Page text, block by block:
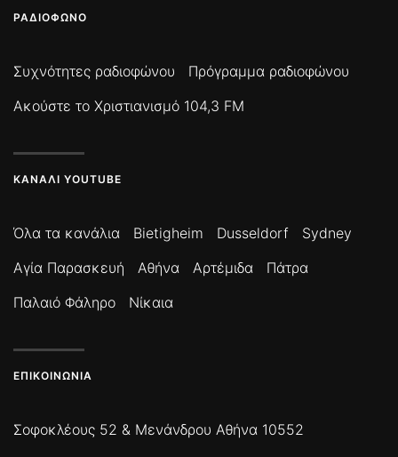
ΡΑΔΙΌΦΩΝΟ
Συχνότητες ραδιοφώνου
Πρόγραμμα ραδιοφώνου
Ακούστε το Χριστιανισμό 104,3 FM
ΚΑΝΆΛΙ YOUTUBE
Όλα τα κανάλια Bietigheim Dusseldorf
Sydney
Αγία Παρασκευή
Αθήνα Αρτέμιδα
Πάτρα
Παλαιό Φάληρο
Νίκαια
ΕΠΙΚΟΙΝΩΝΊΑ
Σοφοκλέους 52 & Μενάνδρου Αθήνα 10552